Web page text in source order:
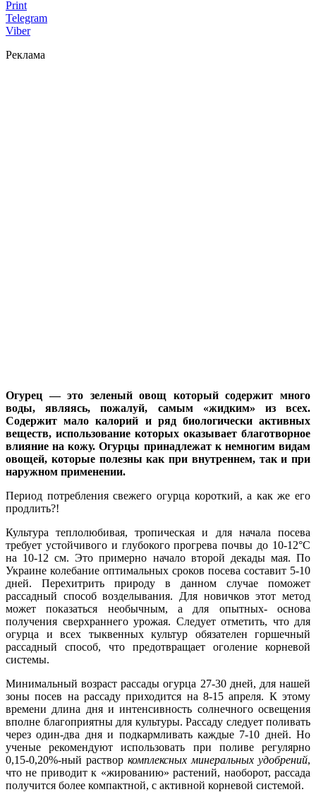
Print
Telegram
Viber
Реклама
Огурец — это зеленый овощ который содержит много
воды, являясь, пожалуй, самым «жидким» из всех.
Содержит мало калорий и ряд биологически активных
веществ, использование которых оказывает благотворное
влияние на кожу. Огурцы принадлежат к немногим видам
овощей, которые полезны как при внутреннем, так и при
наружном применении.
Период потребления свежего огурца короткий, а как же его
продлить?!
Культура теплолюбивая, тропическая и для начала посева
требует устойчивого и глубокого прогрева почвы до 10-12°С
на 10-12 см. Это примерно начало второй декады мая. По
Украине колебание оптимальных сроков посева составит 5-10
дней. Перехитрить природу в данном случае поможет
рассадный способ возделывания. Для новичков этот метод
может показаться необычным, а для опытных- основа
получения сверхраннего урожая. Следует отметить, что для
огурца и всех тыквенных культур обязателен горшечный
рассадный способ, что предотвращает оголение корневой
системы.
Минимальный возраст рассады огурца 27-30 дней, для нашей
зоны посев на рассаду приходится на 8-15 апреля. К этому
времени длина дня и интенсивность солнечного освещения
вполне благоприятны для культуры. Рассаду следует поливать
через один-два дня и подкармливать каждые 7-10 дней. Но
ученые рекомендуют использовать при поливе регулярно
0,15-0,20%-ный раствор комплексных минеральных удобрений,
что не приводит к «жированию» растений, наоборот, рассада
получится более компактной, с активной корневой системой.